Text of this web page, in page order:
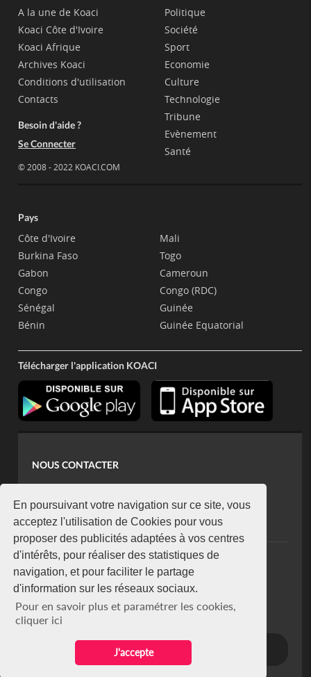
En poursuivant votre navigation sur ce site, vous
acceptez l'utilisation de Cookies pour vous
proposer des publicités adaptées à vos centres
d'intérêts, pour réaliser des statistiques de
navigation, et pour faciliter le partage
d'information sur les réseaux sociaux.
Pour en savoir plus et paramétrer les cookies,
cliquer ici
J'accepte
A la une de Koaci
Koaci Côte d'Ivoire
Koaci Afrique
Archives Koaci
Conditions d'utilisation
Contacts
Besoin d'aide ?
Se Connecter
© 2008 - 2022 KOACI.COM
Politique
Société
Sport
Economie
Culture
Technologie
Tribune
Evènement
Santé
Pays
Côte d'Ivoire
Burkina Faso
Gabon
Congo
Sénégal
Bénin
Mali
Togo
Cameroun
Congo (RDC)
Guinée
Guinée Equatorial
Télécharger l'application KOACI
NOUS CONTACTER
koaci@yahoo.fr
+225 07 08 85 52 93
NEWSLETTER
Restez connecté via notre newsletter
S'abonner
Se désabonner